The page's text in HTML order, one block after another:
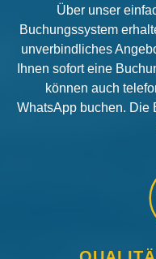
Über unser
Buchungssystem
unverbindliches
Ihnen sofort eine
können auch
WhatsApp buchen. Die